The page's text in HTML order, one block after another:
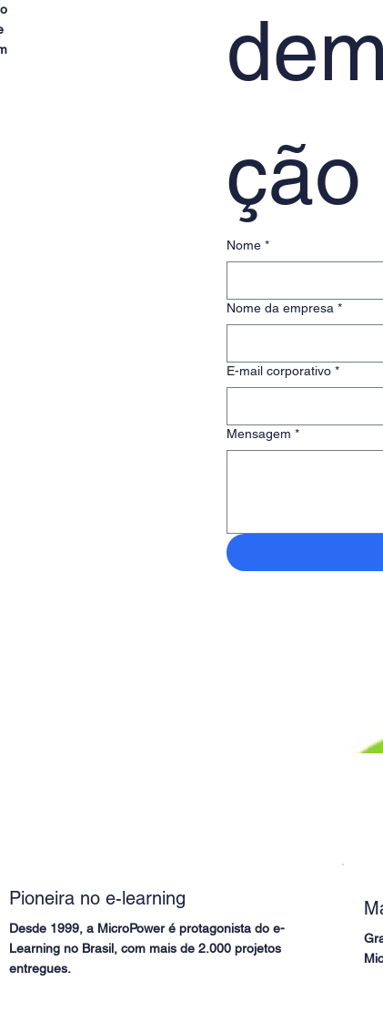
ção
Nome *
Nome da empresa *
E-mail corporativo *
Mensagem *
Pioneira no e-learning
Desde 1999, a MicroPower é protagonista do e-
Learning no Brasil, com mais de 2.000 projetos
entregues.